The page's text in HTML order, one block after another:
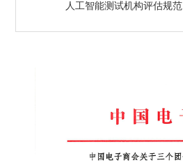
人工智能测试机构评估规范